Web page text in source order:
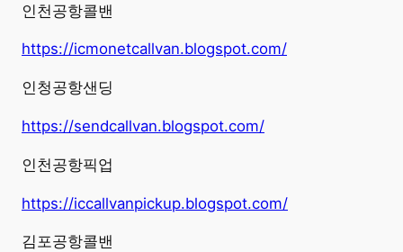
인천공항콜밴
https://icmonetcallvan.blogspot.com/
인청공항샌딩
https://sendcallvan.blogspot.com/
인천공항픽업
https://iccallvanpickup.blogspot.com/
김포공항콜밴